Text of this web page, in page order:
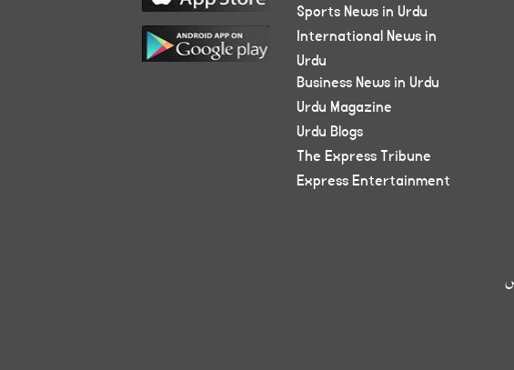
Sports News in Urdu
International News in
Urdu
Business News in Urdu
Urdu Magazine
Urdu Blogs
The Express Tribune
Express Entertainment